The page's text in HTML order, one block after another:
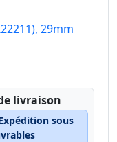
29mm
livraison
sous